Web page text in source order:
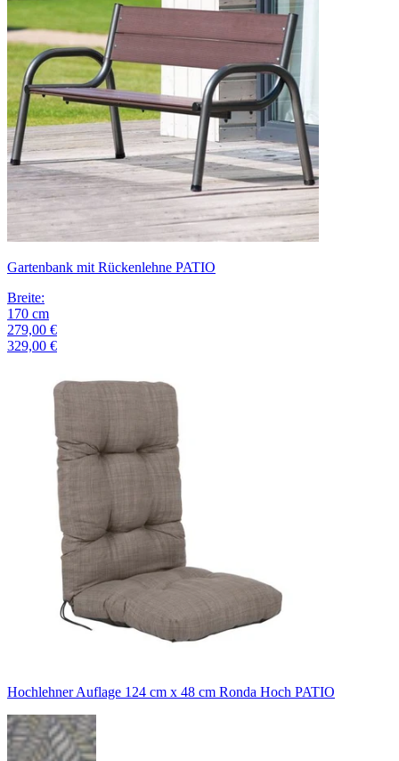
Gartenbank mit Rückenlehne PATIO
Breite:
170 cm
279,00 €
329,00 €
Hochlehner Auflage 124 cm x 48 cm Ronda Hoch PATIO